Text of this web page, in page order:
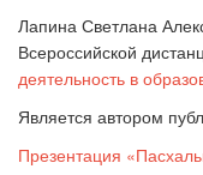
Лапина Светлана
Всероссийской
деятельность в
Является автором
Презентация